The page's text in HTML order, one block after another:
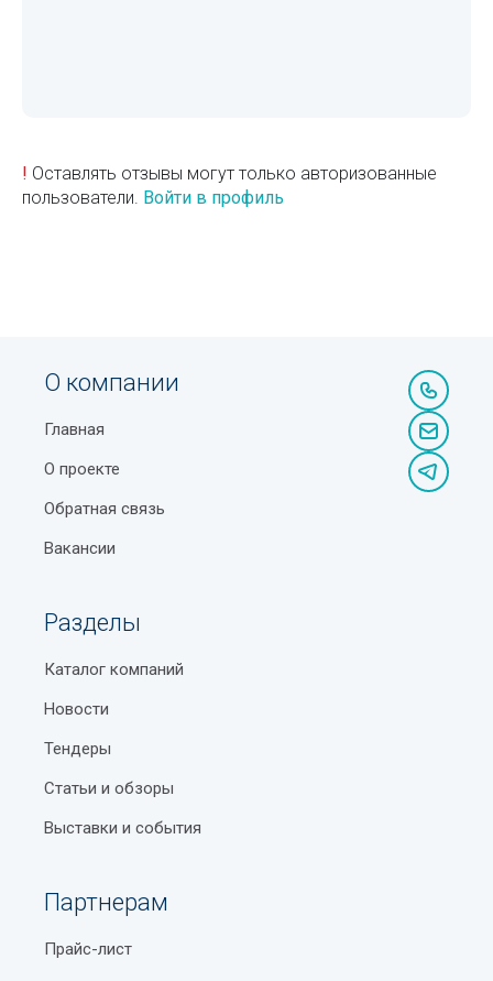
! Оставлять отзывы могут только авторизованные
пользователи. Войти в профиль
О компании
Главная
О проекте
Обратная связь
Вакансии
Разделы
Каталог компаний
Новости
Тендеры
Статьи и обзоры
Выставки и события
Партнерам
Прайс-лист